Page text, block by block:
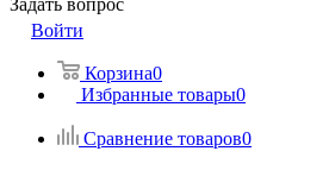
Задать вопрос
Войти
Корзина0
Избранные товары0
Сравнение товаров0